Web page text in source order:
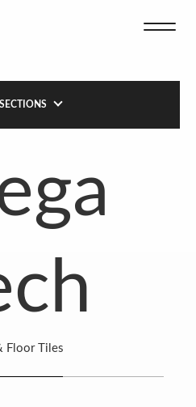
Floor Tiles